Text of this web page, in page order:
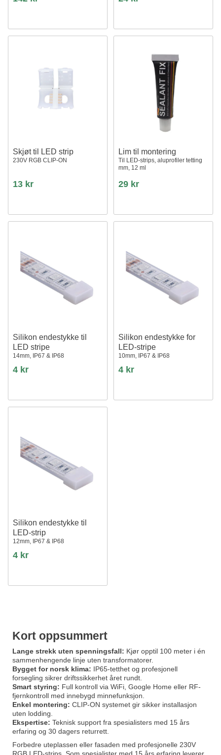
Skjøt til LED strip
230V RGB CLIP-ON
13 kr
Lim til montering
Til LED-strips, aluprofiler tetting
mm, 12 ml
29 kr
Silikon endestykke til
LED stripe
14mm, IP67 & IP68
4 kr
Silikon endestykke for
LED-stripe
10mm, IP67 & IP68
4 kr
Silikon endestykke til
LED-strip
12mm, IP67 & IP68
4 kr
Kort oppsummert
Lange strekk uten spenningsfall: Kjør opptil 100 meter i én
sammenhengende linje uten transformatorer.
Bygget for norsk klima: IP65-tetthet og profesjonell
forsegling sikrer driftssikkerhet året rundt.
Smart styring: Full kontroll via WiFi, Google Home eller RF-
fjernkontroll med innebygd minnefunksjon.
Enkel montering: CLIP-ON systemet gir sikker installasjon
uten lodding.
Ekspertise: Teknisk support fra spesialisters med 15 års
erfaring og 30 dagers returrett.
Forbedre uteplassen eller fasaden med profesjonelle 230V